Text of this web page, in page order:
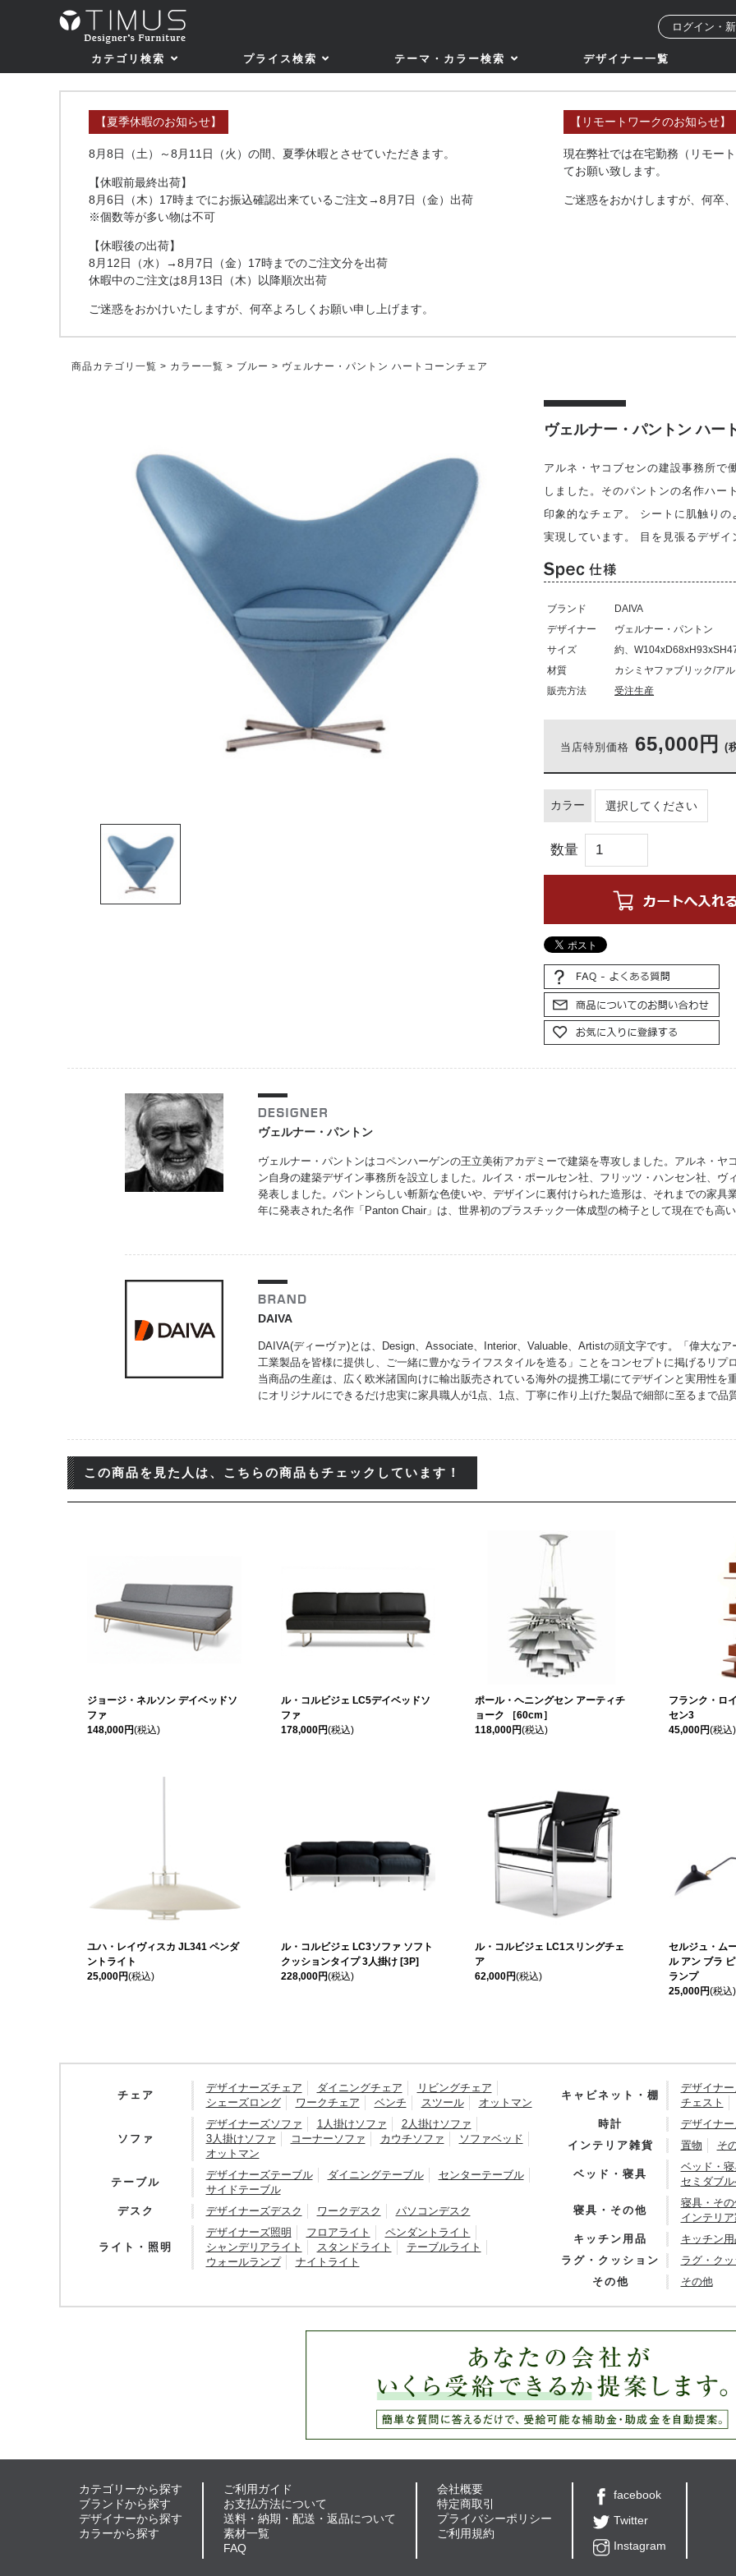
ログイン・
カテゴリ検索 プライス検索 テーマ・カラー検索 デザイナー一覧
【夏季休暇のお知らせ】
8月8日（土）～8月11日（火）の間、夏季休暇とさせていただきます。
【休暇前最終出荷】
8月6日（木）17時までにお振込確認出来ているご注文→8月7日（金）出荷
※個数等が多い物は不可
【休暇後の出荷】
8月12日（水）→8月7日（金）17時までのご注文分を出荷
休暇中のご注文は8月13日（木）以降順次出荷
ご迷惑をおかけいたしますが、何卒よろしくお願い申し上げます。
【リモートワークのお知らせ】
現在弊社では在宅勤務（リモー
てお願い致します。
ご迷惑をおかけしますが、何卒
商品カテゴリ一覧 > カラー一覧 > ブルー > ヴェルナー・パントン ハートコーンチェア
ヴェルナー・パントン ハー
アルネ・ヤコブセンの建設事務所で
しました。そのパントンの名作ハー
印象的なチェア。 シートに肌触り
実現しています。 目を見張るデザ
ブランド
DAIVA
デザイナー
ヴェルナー・パントン
サイズ
約、
材質
カシミヤファブリック/ア
販売方法
受注生産
当店特別価格 65,000円 (
カラー
数量
ヴェルナー・パントン
ヴェルナー・パントンはコペンハーゲンの王立美術アカデミーで建築を専攻しました。アルネ・ヤ
ン自身の建築デザイン事務所を設立しました。ルイス・ポールセン社、フリッツ・ハンセン社、ヴ
発表しました。パントンらしい斬新な色使いや、デザインに裏付けられた造形は、それまでの家具
年に発表された名作「Panton Chair」は、世界初のプラスチック一体成型の椅子として現在でも高
DAIVA
DAIVA(ディーヴァ)とは、Design、Associate、Interior、Valuable、Artistの頭文字です。「偉大な
工業製品を皆様に提供し、ご一緒に豊かなライフスタイルを造る」ことをコンセプトに掲げるリプ
当商品の生産は、広く欧米諸国向けに輸出販売されている海外の提携工場にてデザインと実用性を
にオリジナルにできるだけ忠実に家具職人が1点、1点、丁寧に作り上げた製品で細部に至るまで品
この商品を見た人は、こちらの商品もチェックしています！
ジョージ・ネルソン デイベッドソ
ファ
148,000円(税込)
ル・コルビジェ LC5デイベッドソ
ファ
178,000円(税込)
ポール・ヘニングセン アーティチ
ョーク ［60cm］
118,000円(税込)
フランク・ロ
セン3
45,000円(税込)
ユハ・レイヴィスカ JL341 ペンダ
ントライト
25,000円(税込)
ル・コルビジェ LC3ソファ ソフト
クッションタイプ 3人掛け [3P]
228,000円(税込)
ル・コルビジェ LC1スリングチェ
ア
62,000円(税込)
セルジュ・ム
ル アン ブラ
ランプ
25,000円(税込)
チェア
デザイナーズチェア ダイニングチェア
リビングチェア
シェーズロング
ワークチェア ベンチ スツール オットマン
ソファ
デザイナーズソファ 1人掛けソファ
2人掛けソファ
3人掛けソファ
コーナーソファ カウチソファ
ソファベッド
オットマン
テーブル
デザイナーズテーブル ダイニングテーブル
センターテーブル
サイドテーブル
デスク
デザイナーズデスク ワークデスク パソコンデスク
ライト・照明
デザイナーズ照明 フロアライト
ペンダントライト
シャンデリアライト
スタンドライト
テーブルライト
ウォールランプ
ナイトライト
キャビネット・棚
デザイナ
チェスト
時計
デザイナ
インテリア雑貨
置物 そ
ベッド・寝具
ベッド・
セミダブ
寝具・その他
寝具・そ
インテリ
キッチン用品
キッチン
ラグ・クッション
ラグ・ク
その他
その他
カテゴリーから探す
ブランドから探す
デザイナーから探す
カラーから探す
ご利用ガイド
お支払方法について
送料・納期・配送・返品について
素材一覧
FAQ
会社概要
特定商取引
プライバシーポリシー
ご利用規約
facebook
Twitter
Instagram